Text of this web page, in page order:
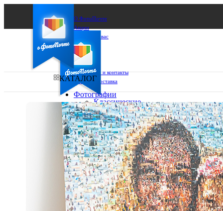
О ФотоПочте
Акции
Сделаем за вас
Бизнесу
FAQ
Франшиза
Поддержка и контакты
Оплата и доставка
Ваш город:
Ваш регион доставки
Выберите из списка:
КАТАЛОГ
Фотографии
Классические
фото
10х10
10х15
13х18
15х15
15х20
20х20
20х30
30х30
30х40
А4
Фото